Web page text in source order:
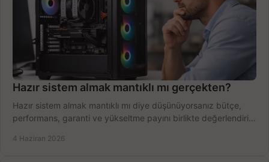
Hazır sistem almak mantıklı mı gerçekten?
Hazır sistem almak mantıklı mı diye düşünüyorsanız bütçe,
performans, garanti ve yükseltme payını birlikte değerlendirin,
4 Haziran 2026